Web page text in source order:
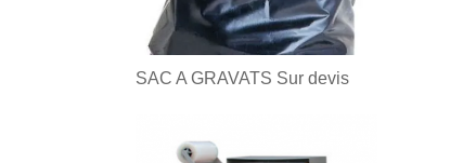
SAC A GRAVATS Sur devis